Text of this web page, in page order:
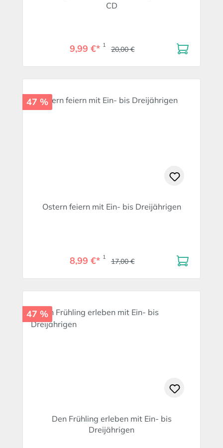
CD
9,99 €* 1 20,00 €
47 %
Ostern feiern mit Ein- bis Dreijährigen
8,99 €* 1 17,00 €
47 %
Den Frühling erleben mit Ein- bis
Dreijährigen